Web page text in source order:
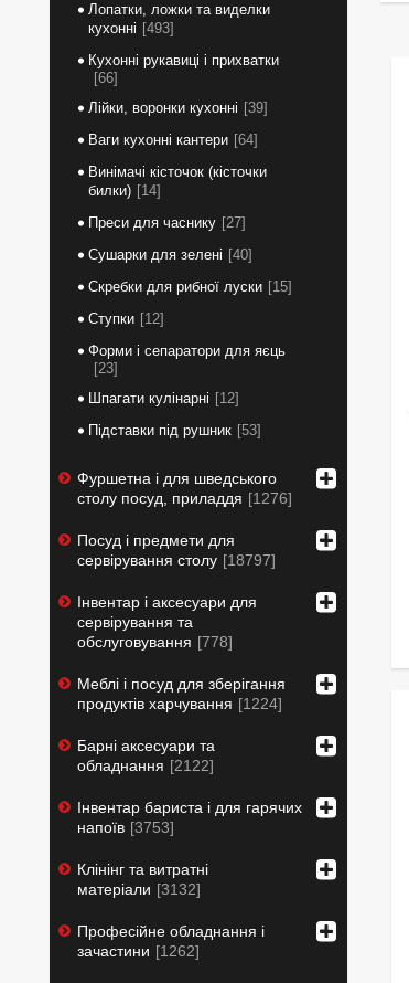
Лопатки, ложки та виделки
кухонні
493
Кухонні рукавиці і прихватки
66
Лійки, воронки кухонні
39
Ваги кухонні кантери 64
Винімачі кісточок (кісточки
билки)
14
Преси для часнику 27
Сушарки для зелені
40
Скребки для рибної луски
15
Ступки
12
Форми і сепаратори для яєць
23
Шпагати кулінарні
12
Підставки під рушник 53
Фуршетна і для шведського
столу посуд, приладдя
1276
Посуд і предмети для
сервірування столу
18797
Інвентар і аксесуари для
сервірування та
обслуговування
778
Меблі і посуд для зберігання
продуктів харчування
1224
Барні аксесуари та
обладнання
2122
Інвентар бариста і для гарячих
напоїв 3753
Клінінг та витратні
матеріали
3132
Професійне обладнання і
зачастини
1262